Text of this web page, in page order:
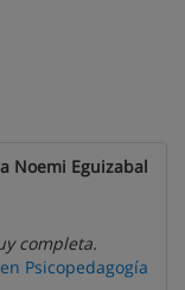
Noemi Eguizabal
completa.
Psicopedagogía